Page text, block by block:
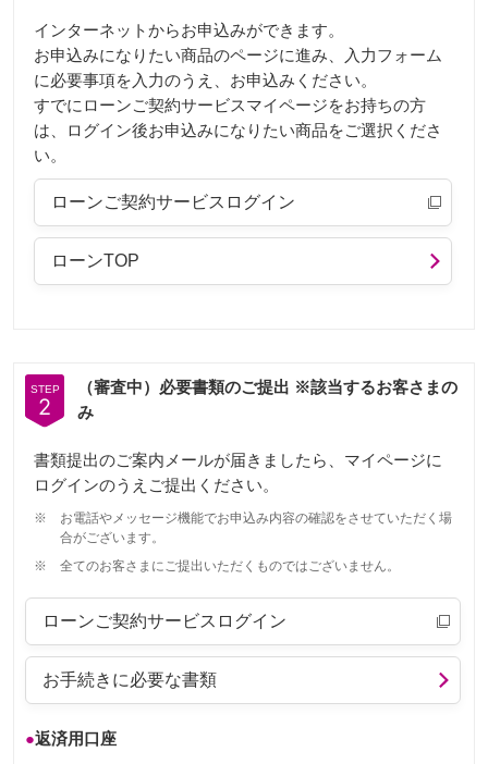
インターネットからお申込みができます。
お申込みになりたい商品のページに進み、入力フォーム
に必要事項を入力のうえ、お申込みください。
すでにローンご契約サービスマイページをお持ちの方
は、ログイン後お申込みになりたい商品をご選択くださ
い。
ローンご契約サービスログイン
ローンTOP
STEP
2
（審査中）必要書類のご提出 ※該当するお客さまの
み
書類提出のご案内メールが届きましたら、マイページに
ログインのうえご提出ください。
※
お電話やメッセージ機能でお申込み内容の確認をさせていただく場
合がございます。
※
全てのお客さまにご提出いただくものではございません。
ローンご契約サービスログイン
お手続きに必要な書類
●返済用口座